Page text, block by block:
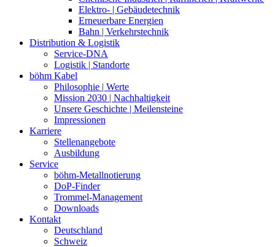
Elektro- | Gebäudetechnik
Erneuerbare Energien
Bahn | Verkehrstechnik
Distribution & Logistik
Service-DNA
Logistik | Standorte
böhm Kabel
Philosophie | Werte
Mission 2030 | Nachhaltigkeit
Unsere Geschichte | Meilensteine
Impressionen
Karriere
Stellenangebote
Ausbildung
Service
böhm-Metallnotierung
DoP-Finder
Trommel-Management
Downloads
Kontakt
Deutschland
Schweiz